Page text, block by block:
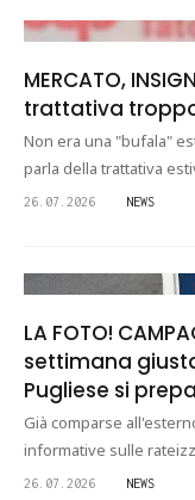
MERCATO,
trattativa
Non era una "bufala"
parla della trattativa
26.07.2026 NEWS
LA FOTO!
settimana
Pugliese si
Già comparse
informative sulle
26.07.2026 NEWS